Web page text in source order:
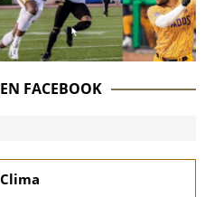
FACEBOOK
Clima